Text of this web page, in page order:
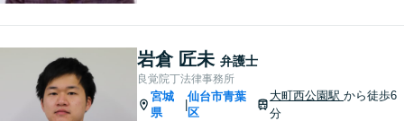
ます。 ぜひ、お気軽にご相談
ください。
岩倉 匠未 弁護士
良覚院丁法律事務所
宮城
県
|
仙台市青葉
区
大町西公園駅から徒歩6
分